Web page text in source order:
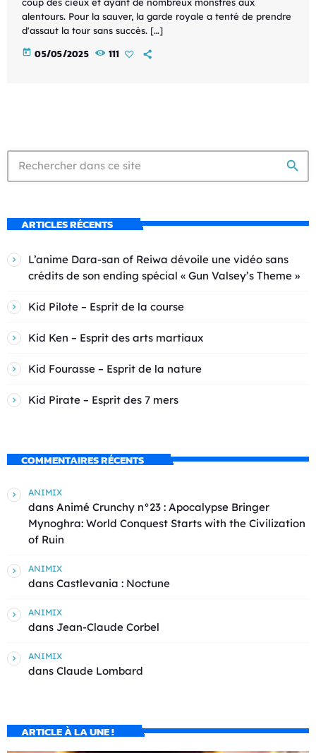
alentours. Pour la sauver, la garde royale a tenté de prendre
d'assaut la tour sans succès. […]
today 05/05/2025 111
search
ARTICLES RÉCENTS
L’anime Dara-san of Reiwa dévoile une vidéo sans
crédits de son ending spécial « Gun Valsey’s Theme »
Kid Pilote – Esprit de la course
Kid Ken – Esprit des arts martiaux
Kid Fourasse – Esprit de la nature
Kid Pirate – Esprit des 7 mers
COMMENTAIRES RÉCENTS
ANIMIX
dans Animé Crunchy n°23 : Apocalypse Bringer
Mynoghra: World Conquest Starts with the Civilization
of Ruin
ANIMIX
dans Castlevania : Noctune
ANIMIX
dans Jean-Claude Corbel
ANIMIX
dans Claude Lombard
ARTICLE À LA UNE !